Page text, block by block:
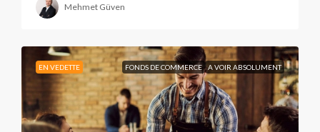
Mehmet Güven
EN VEDETTE FONDS DE COMMERCE A VOIR ABSOLUMENT